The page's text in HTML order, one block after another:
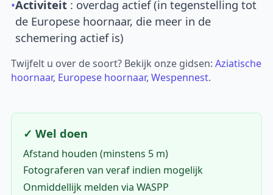
•Activiteit : overdag actief (in tegenstelling tot
de Europese hoornaar, die meer in de
schemering actief is)
Twijfelt u over de soort? Bekijk onze gidsen:Aziatische
hoornaar, Europese hoornaar,Wespennest.
✓ Wel doen
Afstand houden (minstens 5 m)
Fotograferen van veraf indien mogelijk
Onmiddellijk melden via WASPP